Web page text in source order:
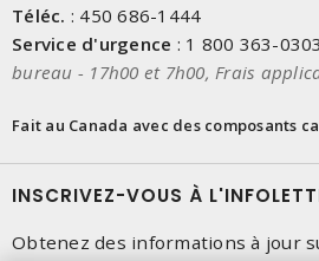
Téléc. : 450 686-1444
Service d'urgence : 1 800 363-0303
bureau - 17h00 et 7h00, Frais
Fait au Canada avec des composants
INSCRIVEZ-VOUS À
Obtenez des informations à jour